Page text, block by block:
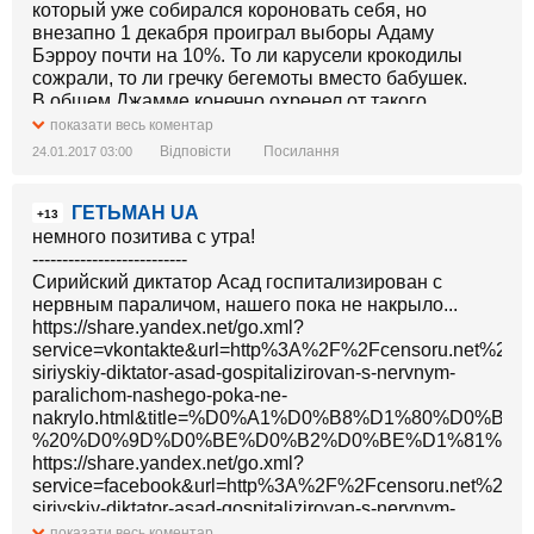
который уже собирался короновать себя, но
внезапно 1 декабря проиграл выборы Адаму
Бэрроу почти на 10%. То ли карусели крокодилы
сожрали, то ли гречку бегемоты вместо бабушек.
В общем Джамме конечно охренел от такого
расклада, признал своё поражение, но тут же
сделал ход конём - 19 января ввёл в стране режим
Но тут мировое сообщество опять показало
диктатору фигу, 19 января признав Бэрроу
легитимным президентом на Совбезе ООН. Которое
Чуркин почему-то не заветировал, наверное уже
бухал по поводу инагурации.
Дальше всё развивалось стремительно. В тот же
день в посольстве Гамбии в Сенегале прошла
инагурация Бэрроу, а вооруженные силы Нигерии и
Сенегала нанесли удары по военным объектам
Гамбии, впрочем не встретив никакого
сопротивления.
В ночь на 20 января Сенегал и Нигерия ввели в
Гамбию войска и привезли Барроу в столицу, а
показати весь коментар
24.01.2017 03:00 Відповісти Посилання
+13
ГЕТЬМАН UA
немного позитива с утра!
--------------------------
Сирийский диктатор Асад госпитализирован с
нервным параличом, нашего пока не накрыло...
https://share.yandex.net/go.xml?
siriyskiy-diktator-asad-gospitalizirovan-s-nervnym-
paralichom-nashego-poka-ne-
https://share.yandex.net/go.xml?
siriyskiy-diktator-asad-gospitalizirovan-s-nervnym-